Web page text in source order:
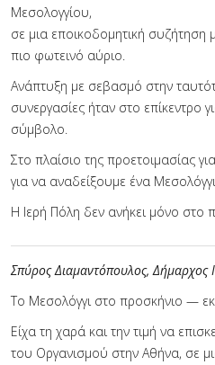
Μεσολογγίου,
σε μια εποικοδομητική συζήτηση
πιο φωτεινό αύριο.
Ανάπτυξη με σεβασμό στην
συνεργασίες ήταν στο επίκεντρο
σύμβολο.
Στο πλαίσιο της προετοιμασίας
για να αναδείξουμε ένα
Η Ιερή Πόλη δεν ανήκει μόνο στο
Σπύρος Διαμαντόπουλος, Δήμαρχος
Το Μεσολόγγι στο προσκήνιο —
Είχα τη χαρά και την τιμή να
του Οργανισμού στην Αθήνα, σε